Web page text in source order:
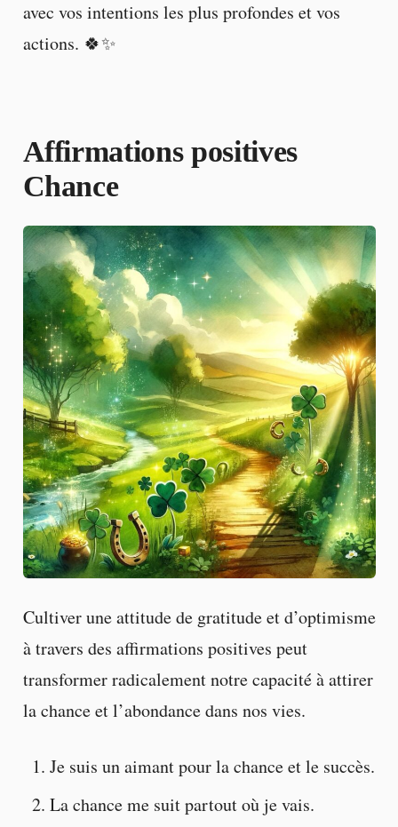
avec vos intentions les plus profondes et vos
actions. 🍀✨
Affirmations positives
Chance
Cultiver une attitude de gratitude et d’optimisme
à travers des affirmations positives peut
transformer radicalement notre capacité à attirer
la chance et l’abondance dans nos vies.
Je suis un aimant pour la chance et le succès.
La chance me suit partout où je vais.